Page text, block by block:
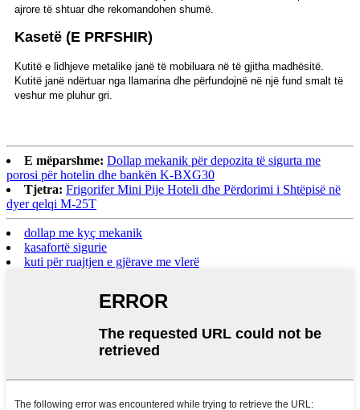
ajrore të shtuar dhe rekomandohen shumë.
Kasetë (E PRFSHIR)
Kutitë e lidhjeve metalike janë të mobiluara në të gjitha madhësitë.
Kutitë janë ndërtuar nga llamarina dhe përfundojnë në një fund smalt të
veshur me pluhur gri.
E mëparshme: Dollap mekanik për depozita të sigurta me
porosi për hotelin dhe bankën K-BXG30
Tjetra: Frigorifer Mini Pije Hoteli dhe Përdorimi i Shtëpisë në
dyer qelqi M-25T
dollap me kyç mekanik
kasafortë sigurie
kuti për ruajtjen e gjërave me vlerë